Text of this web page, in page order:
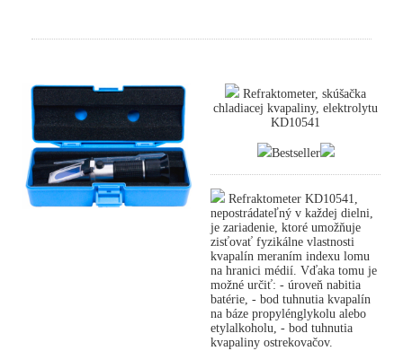
Refraktometer, skúšačka
chladiacej kvapaliny, elektrolytu
KD10541
Bestseller
Refraktometer KD10541,
nepostrádateľný v každej dielni,
je zariadenie, ktoré umožňuje
zisťovať fyzikálne vlastnosti
kvapalín meraním indexu lomu
na hranici médií. Vďaka tomu je
možné určiť: - úroveň nabitia
batérie, - bod tuhnutia kvapalín
na báze propylénglykolu alebo
etylalkoholu, - bod tuhnutia
kvapaliny ostrekovačov.